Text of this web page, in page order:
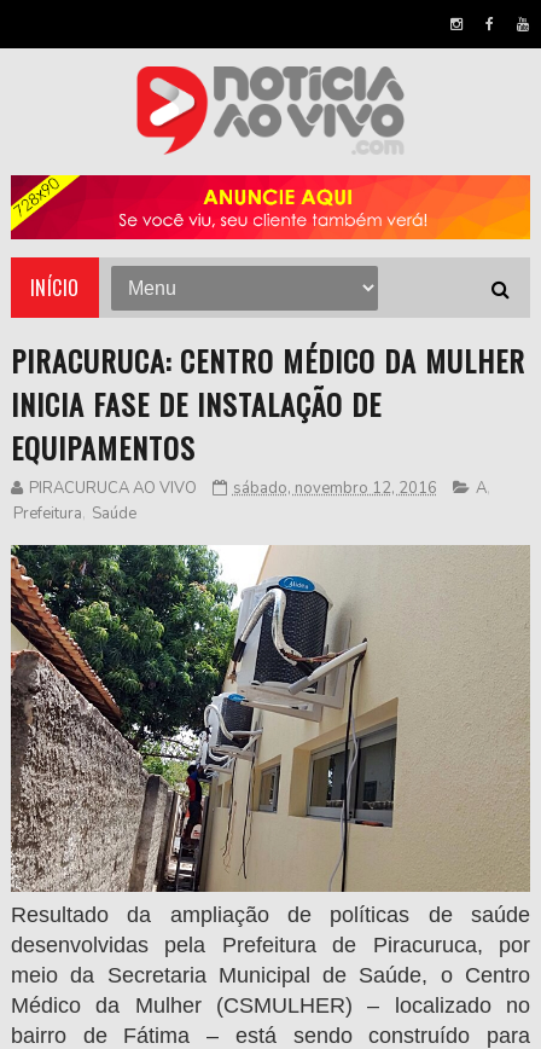
INÍCIO
PIRACURUCA: CENTRO MÉDICO DA MULHER
INICIA FASE DE INSTALAÇÃO DE
EQUIPAMENTOS
PIRACURUCA AO VIVO sábado, novembro 12, 2016 A,
Prefeitura, Saúde
Resultado da ampliação de políticas de saúde
desenvolvidas pela Prefeitura de Piracuruca, por
meio da Secretaria Municipal de Saúde, o Centro
Médico da Mulher (CSMULHER) – localizado no
bairro de Fátima – está sendo construído para